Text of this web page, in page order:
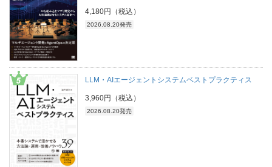
4,180円（税込）
2026.08.20発売
LLM・AIエージェントシステムベストプラクティス
3,960円（税込）
2026.08.20発売